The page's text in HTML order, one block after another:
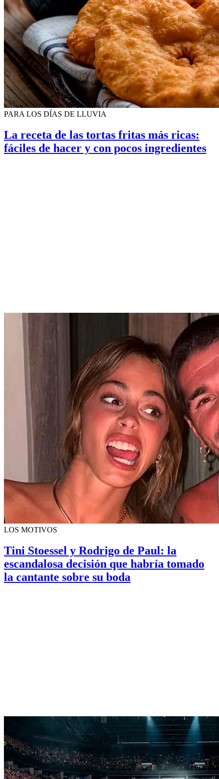
PARA LOS DÍAS DE LLUVIA
La receta de las tortas fritas más ricas:
fáciles de hacer y con pocos ingredientes
LOS MOTIVOS
Tini Stoessel y Rodrigo de Paul: la
escandalosa decisión que habría tomado
la cantante sobre su boda